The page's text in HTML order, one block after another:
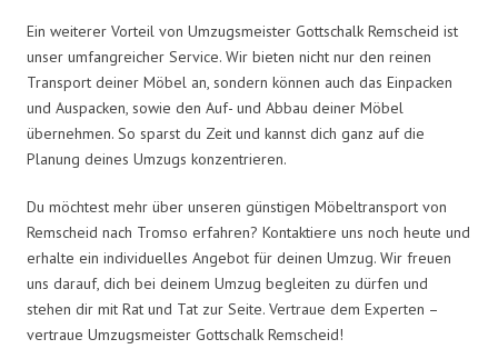
Ein weiterer Vorteil von Umzugsmeister Gottschalk Remscheid ist
unser umfangreicher Service. Wir bieten nicht nur den reinen
Transport deiner Möbel an, sondern können auch das Einpacken
und Auspacken, sowie den Auf- und Abbau deiner Möbel
übernehmen. So sparst du Zeit und kannst dich ganz auf die
Planung deines Umzugs konzentrieren.
Du möchtest mehr über unseren günstigen Möbeltransport von
Remscheid nach Tromso erfahren? Kontaktiere uns noch heute und
erhalte ein individuelles Angebot für deinen Umzug. Wir freuen
uns darauf, dich bei deinem Umzug begleiten zu dürfen und
stehen dir mit Rat und Tat zur Seite. Vertraue dem Experten –
vertraue Umzugsmeister Gottschalk Remscheid!